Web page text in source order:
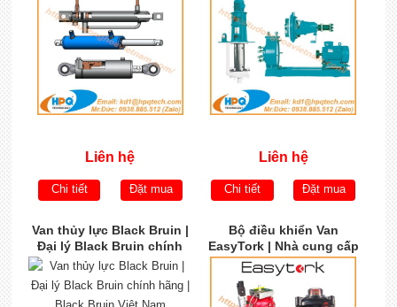
Liên hệ
Chi tiết Đặt mua
Liên hệ
Chi tiết Đặt mua
Van thủy lực Black Bruin |
Đại lý Black Bruin chính
hãng | Black Bruin Việt
Nam
Bộ điều khiển Van
EasyTork | Nhà cung cấp
EasyTork chính hãng